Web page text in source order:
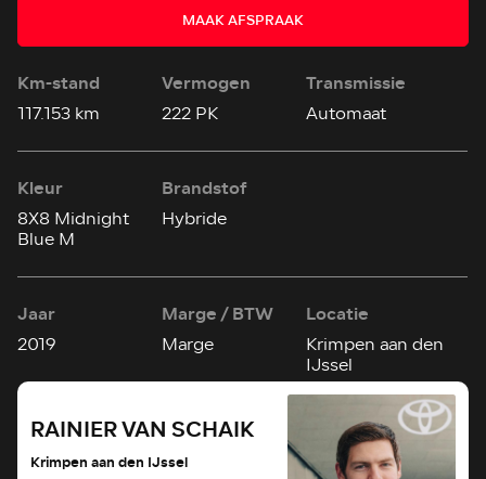
MAAK AFSPRAAK
Km-stand
117.153 km
Vermogen
222 PK
Transmissie
Automaat
Kleur
8X8 Midnight
Blue M
Brandstof
Hybride
Jaar
2019
Marge / BTW
Marge
Locatie
Krimpen aan den
IJssel
RAINIER VAN SCHAIK
Krimpen aan den IJssel